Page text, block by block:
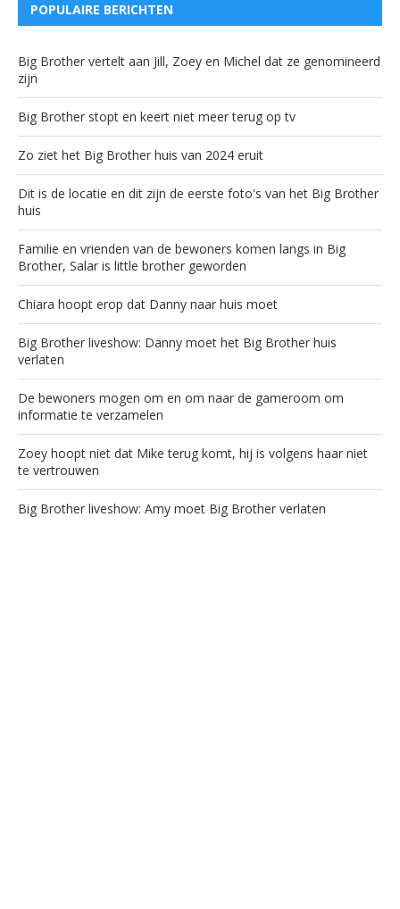
POPULAIRE BERICHTEN
Big Brother vertelt aan Jill, Zoey en Michel dat ze genomineerd
zijn
Big Brother stopt en keert niet meer terug op tv
Zo ziet het Big Brother huis van 2024 eruit
Dit is de locatie en dit zijn de eerste foto's van het Big Brother
huis
Familie en vrienden van de bewoners komen langs in Big
Brother, Salar is little brother geworden
Chiara hoopt erop dat Danny naar huis moet
Big Brother liveshow: Danny moet het Big Brother huis
verlaten
De bewoners mogen om en om naar de gameroom om
informatie te verzamelen
Zoey hoopt niet dat Mike terug komt, hij is volgens haar niet
te vertrouwen
Big Brother liveshow: Amy moet Big Brother verlaten